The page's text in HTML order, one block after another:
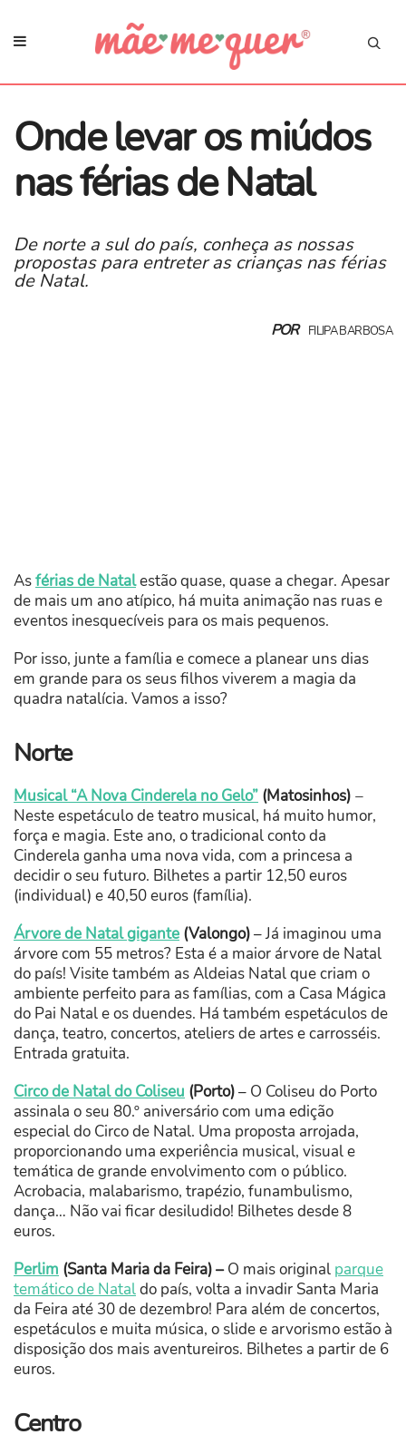
Onde levar os miúdos
nas férias de Natal
De norte a sul do país, conheça as nossas
propostas para entreter as crianças nas férias
de Natal.
POR FILIPA BARBOSA
Asférias de Natalestão quase, quase a chegar. Apesar
de mais um ano atípico, há muita animação nas ruas e
eventos inesquecíveis para os mais pequenos.
Por isso, junte a família e comece a planear uns dias
em grande para os seus filhos viverem a magia da
quadra natalícia. Vamos a isso?
Norte
Musical “A Nova Cinderela no Gelo” (Matosinhos) –
Neste espetáculo de teatro musical, há muito humor,
força e magia. Este ano, o tradicional conto da
Cinderela ganha uma nova vida, com a princesa a
decidir o seu futuro. Bilhetes a partir 12,50 euros
(individual) e 40,50 euros (família).
Árvore de Natal gigante (Valongo)– Já imaginou uma
árvore com 55 metros? Esta é a maior árvore de Natal
do país! Visite também as Aldeias Natal que criam o
ambiente perfeito para as famílias, com a Casa Mágica
do Pai Natal e os duendes. Há também espetáculos de
dança, teatro, concertos, ateliers de artes e carrosséis.
Entrada gratuita.
Circo de Natal do Coliseu (Porto)– O Coliseu do Porto
assinala o seu 80.º aniversário com uma edição
especial do Circo de Natal. Uma proposta arrojada,
proporcionando uma experiência musical, visual e
temática de grande envolvimento com o público.
Acrobacia, malabarismo, trapézio, funambulismo,
dança… Não vai ficar desiludido! Bilhetes desde 8
euros.
Perlim (Santa Maria da Feira) –O mais original parque
temático de Nataldo país, volta a invadir Santa Maria
da Feira até 30 de dezembro! Para além de concertos,
espetáculos e muita música, o slide e arvorismo estão à
disposição dos mais aventureiros. Bilhetes a partir de 6
euros.
Centro